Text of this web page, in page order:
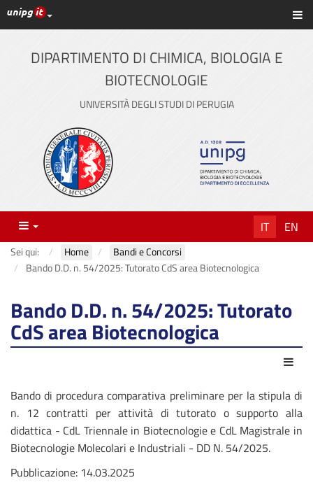
Vai
al
contenuto
principale
Link ai principali servizi web di Ateneo
DIPARTIMENTO DI CHIMICA, BIOLOGIA E
BIOTECNOLOGIE
UNIVERSITÀ DEGLI STUDI DI PERUGIA
Menu IT EN
Sei qui: Home
Bandi e Concorsi
Bando D.D. n. 54/2025: Tutorato CdS area Biotecnologica
Bando D.D. n. 54/2025: Tutorato
CdS area Biotecnologica
Bando di procedura comparativa preliminare per la stipula di
n. 12 contratti per attività di tutorato o supporto alla
didattica - CdL Triennale in Biotecnologie e CdL Magistrale in
Biotecnologie Molecolari e Industriali - DD N. 54/2025.
Pubblicazione: 14.03.2025